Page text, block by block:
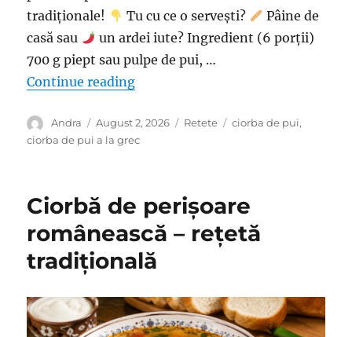
tradiționale!
Tu cu ce o servești?
Pâine de
casă sau
un ardei iute? Ingredient (6 porții)
700 g piept sau pulpe de pui, …
Continue reading“Ciorbă de pui a la grec – Atât de
Author
Andra
Posted
on
August 2, 2026 Categories
Retete Tags
ciorba de pui,
ciorba de pui a la grec
Ciorbă de perișoare
românească – rețetă
tradițională